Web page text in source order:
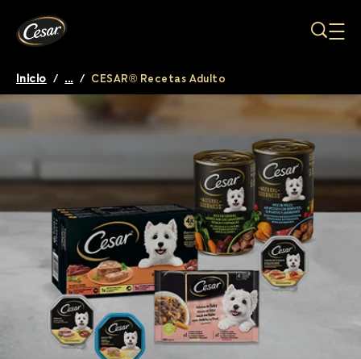
Breadcrumb
Inicio / ... / CESAR® Recetas Adulto